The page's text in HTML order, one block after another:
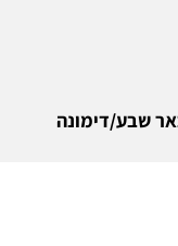
שבע/דימונה